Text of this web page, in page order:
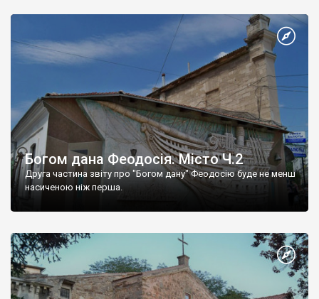
Богом дана Феодосія. Місто Ч.2
Друга частина звіту про "Богом дану" Феодосію буде не менш
насиченою ніж перша.